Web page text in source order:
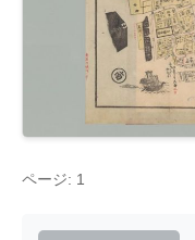
ページ: 1